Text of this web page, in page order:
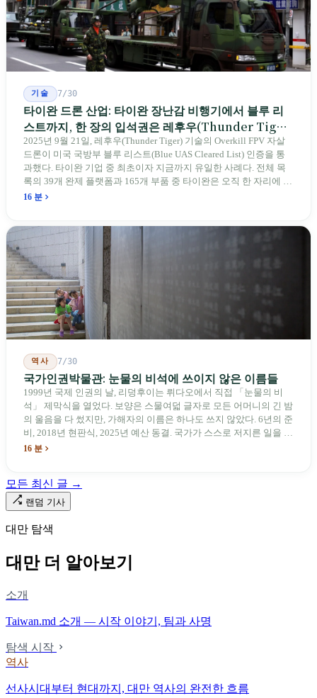
기술 7/30
타이완 드론 산업: 타이완 장난감 비행기에서 블루 리
스트까지, 한 장의 입석권은 레후우(Thunder Tiger)
에게
2025년 9월 21일, 레후우(Thunder Tiger) 기술의 Overkill FPV 자살
드론이 미국 국방부 블루 리스트(Blue UAS Cleared List) 인증을 통
과했다. 타이완 기업 중 최초이자 지금까지 유일한 사례다. 전체 목
록의 39개 완제 플랫폼과 165개 부품 중 타이완은 오직 한 자리에 불
과하다. 2026년 4월, 미국 양당 소속 상원의원 4명이 《타이완을 위
를 드러낸다: 타이완의 진입이 너무 느려 미국 스스로가 입법을 통해
장벽을 낮춰야 한다는 점이다. 타이완에서 46년간 원격 조종 장난감
비행기를 만들어 온 한 회사가 오하이오주에 두 번째 공장을 건설할
계획을 세우고 있다.
16 분
역사 7/30
국가인권박물관: 눈물의 비석에 쓰이지 않은 이름들
1999년 국제 인권의 날, 리덩후이는 뤼다오에서 직접 「눈물의 비
석」 제막식을 열었다. 보양은 스물여덟 글자로 모든 어머니의 긴 밤
의 울음을 다 썼지만, 가해자의 이름은 하나도 쓰지 않았다. 6년의 준
비, 2018년 현판식, 2025년 예산 동결. 국가가 스스로 저지른 일을 기
념하기 위해 스스로 세운 박물관. 계엄 해제 39년 동안 사법 재판을
16 분
모든 최신 글 →
랜덤 기사
대만 탐색
대만 더 알아보기
소개
Taiwan.md 소개 — 시작 이야기, 팀과 사명
탐색 시작
역사
선사시대부터 현대까지, 대만 역사의 완전한 흐름